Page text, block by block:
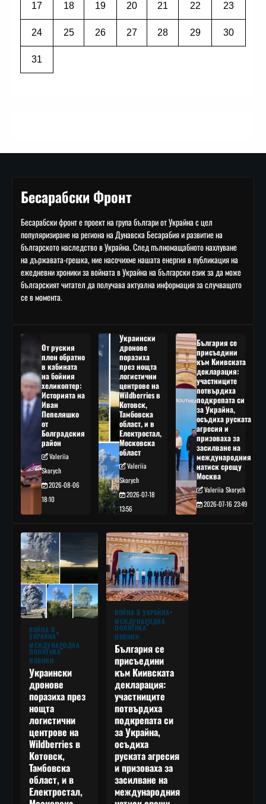
17 18 19 20 21 22 23
24 25 26 27 28 29 30
31
Бесарабски Фронт
Бесарабски фронт е проект на група българи от Украйна с цел
популяризиране на региона на Дунавска Бесарабия и развитие на
българското наследство в Украйна. След пълномащабното нахлуване
на държавата-грешка, ние насочихме нашата енергия в публикация на
ежедневни хроники за войната в Украйна на български език за да може
българският читател да получава актуална информация за случващото
се в момента.
От руския
плен обратно
в кабината
на бойния
хеликоптер:
Историята на
Иван
Пепеляшко
от
Болградския
район
Valeriia
Skorych
2026-08-06
18:10
Украински
дронове
поразиха
през нощта
логистични
центрове на
Wildberries в
Котовск,
Тамбовска
област, и в
Електростал,
Московска
област
Valeriia
Skorych
2026-07-18
13:56
България се
присъедини
към Киивската
декларация:
участниците
потвърдиха
подкрепата си
за Украйна,
осъдиха руската
агресия и
призоваха за
засилване на
международния
натиск срещу
Москва
Valeriia Skorych
2026-07-16 23:49
ВОЙНА В
УКРАЙНА
МЕЖДУНАРОДНА
ПОЛИТИКА
НОВИНИ
Украински
дронове
поразиха през
нощта
логистични
центрове на
Wildberries в
Котовск,
Тамбовска
област, и в
Електростал,
ВОЙНА В УКРАЙНА
МЕЖДУНАРОДНА
ПОЛИТИКА
НОВИНИ
България се
присъедини
към Киивската
декларация:
участниците
потвърдиха
подкрепата си
за Украйна,
осъдиха
руската агресия
и призоваха за
засилване на
международния